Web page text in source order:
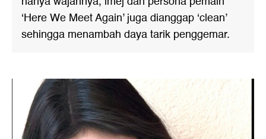
‘Here We Meet Again’ juga dianggap ‘clean’
sehingga menambah daya tarik penggemar.